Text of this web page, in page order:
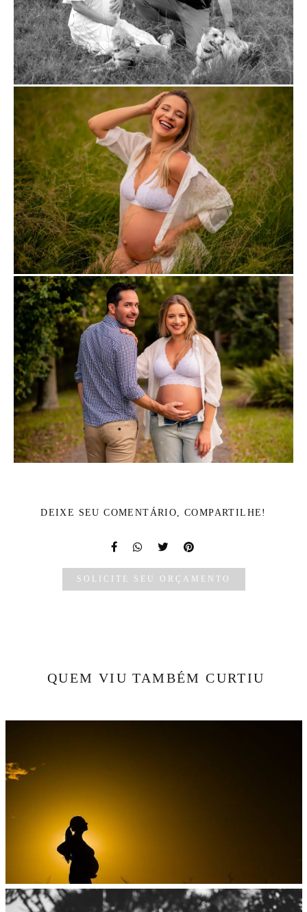
DEIXE SEU COMENTÁRIO, COMPARTILHE!
SOLICITE SEU ORÇAMENTO
QUEM VIU TAMBÉM CURTIU